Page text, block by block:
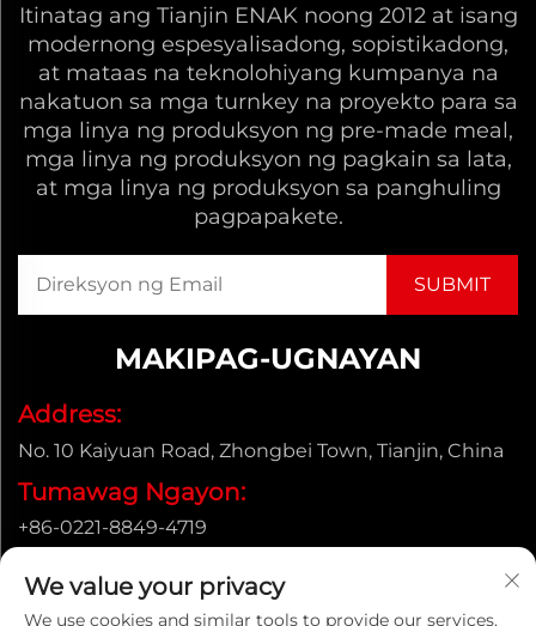
Itinatag ang Tianjin ENAK noong 2012 at isang
modernong espesyalisadong, sopistikadong,
at mataas na teknolohiyang kumpanya na
nakatuon sa mga turnkey na proyekto para sa
mga linya ng produksyon ng pre-made meal,
mga linya ng produksyon ng pagkain sa lata,
at mga linya ng produksyon sa panghuling
pagpapakete.
MAKIPAG-UGNAYAN
Address:
No. 10 Kaiyuan Road, Zhongbei Town, Tianjin, China
Tumawag Ngayon:
+86-0221-8849-4719
[email protected]
We value your privacy
We use cookies and similar tools to provide our services.